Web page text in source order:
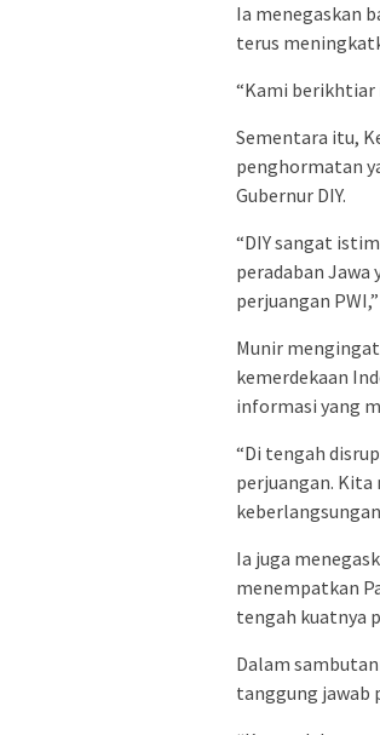
Ia menegaskan
terus
“Kami berikhtiar
Sementara itu,
penghormatan
Gubernur DIY.
“DIY sangat
peradaban
perjuangan
Munir
kemerdekaan
informasi yang
“Di tengah
perjuangan. Kita
Ia juga
menempatkan
tengah kuatnya
Dalam
tanggung jawab